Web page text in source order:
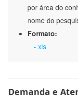
por área do
nome do
Formato:
- xls
Demanda e